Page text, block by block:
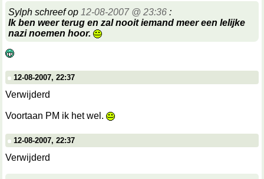
Sylph schreef op 12-08-2007 @ 23:36 :
Ik ben weer terug en zal nooit iemand meer een lelijke
nazi noemen hoor.
12-08-2007, 22:37
Verwijderd
Voortaan PM ik het wel.
12-08-2007, 22:37
Verwijderd